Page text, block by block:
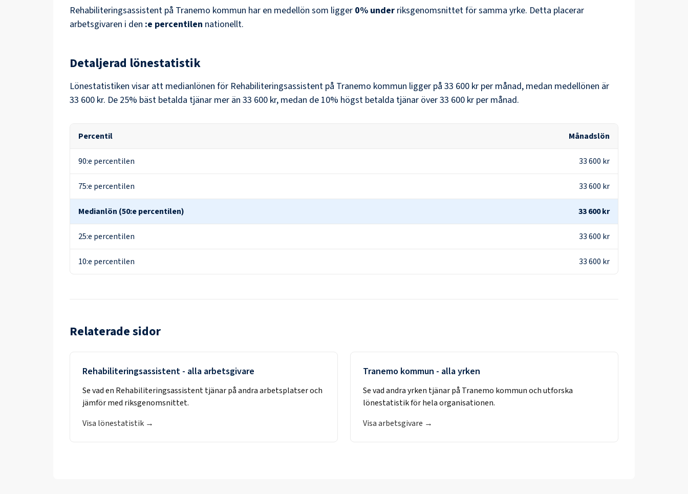
Rehabiliteringsassistent på Tranemo kommun har en medellön som ligger 0% under riksgenomsnittet för samma yrke. Detta placerar
arbetsgivaren i den :e percentilen nationellt.
Detaljerad lönestatistik
Lönestatistiken visar att medianlönen för Rehabiliteringsassistent på Tranemo kommun ligger på 33 600 kr per månad, medan medellönen är
33 600 kr. De 25% bäst betalda tjänar mer än 33 600 kr, medan de 10% högst betalda tjänar över33 600 kr per månad.
Percentil Månadslön
90:e percentilen 33 600 kr
75:e percentilen 33 600 kr
Medianlön (50:e percentilen) 33 600 kr
25:e percentilen 33 600 kr
10:e percentilen 33 600 kr
Relaterade sidor
Rehabiliteringsassistent - alla arbetsgivare
Se vad en Rehabiliteringsassistenttjänar på andra arbetsplatser och
jämför med riksgenomsnittet.
Visa lönestatistik →
Tranemo kommun - alla yrken
Se vad andra yrken tjänar på Tranemo kommunoch utforska
lönestatistik för hela organisationen.
Visa arbetsgivare →